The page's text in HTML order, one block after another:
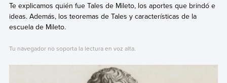
Te explicamos quién fue Tales de Mileto, los aportes que brindó e
ideas. Además, los teoremas de Tales y características de la
escuela de Mileto.
Tu navegador no soporta la lectura en voz alta.